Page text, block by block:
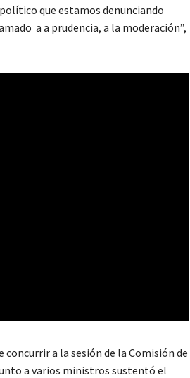
que estamos denunciando
a a prudencia, a la moderación”,
a la sesión de la Comisión de
a varios ministros sustentó el